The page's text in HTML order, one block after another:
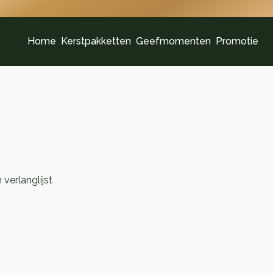
Home Kerstpakketten Geefmomenten Promotie
verlanglijst